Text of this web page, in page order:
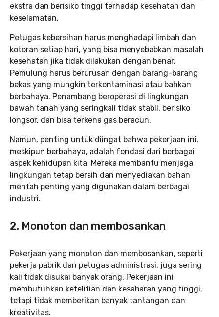
ekstra dan berisiko tinggi terhadap kesehatan dan
keselamatan.
Petugas kebersihan harus menghadapi limbah dan
kotoran setiap hari, yang bisa menyebabkan masalah
kesehatan jika tidak dilakukan dengan benar.
Pemulung harus berurusan dengan barang-barang
bekas yang mungkin terkontaminasi atau bahkan
berbahaya. Penambang beroperasi di lingkungan
bawah tanah yang seringkali tidak stabil, berisiko
longsor, dan bisa terkena gas beracun.
Namun, penting untuk diingat bahwa pekerjaan ini,
meskipun berbahaya, adalah fondasi dari berbagai
aspek kehidupan kita. Mereka membantu menjaga
lingkungan tetap bersih dan menyediakan bahan
mentah penting yang digunakan dalam berbagai
industri.
2. Monoton dan membosankan
Pekerjaan yang monoton dan membosankan, seperti
pekerja pabrik dan petugas administrasi, juga sering
kali tidak disukai banyak orang. Pekerjaan ini
membutuhkan ketelitian dan kesabaran yang tinggi,
tetapi tidak memberikan banyak tantangan dan
kreativitas.